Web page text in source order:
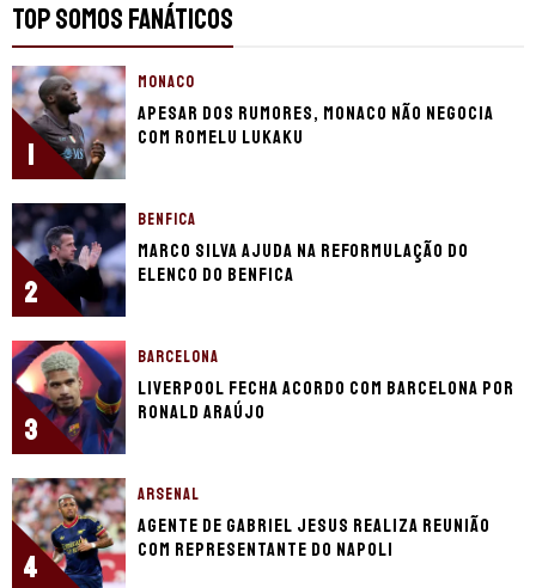
TOP SOMOS FANÁTICOS
1
MONACO
Apesar dos rumores, Monaco não negocia
com Romelu Lukaku
2
BENFICA
Marco Silva ajuda na reformulação do
elenco do Benfica
3
BARCELONA
Liverpool fecha acordo com Barcelona por
Ronald Araújo
4
ARSENAL
Agente de Gabriel Jesus realiza reunião
com representante do Napoli